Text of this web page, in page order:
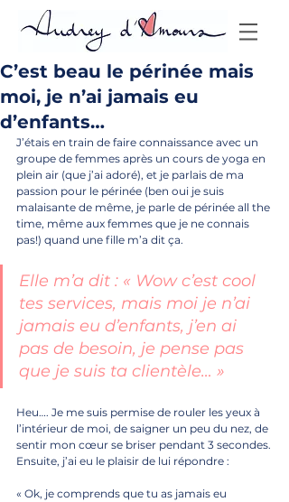
C’est beau le périnée mais
moi, je n’ai jamais eu
d’enfants…
J’étais en train de faire connaissance avec un
groupe de femmes après un cours de yoga en
plein air (que j’ai adoré), et je parlais de ma
passion pour le périnée (ben oui je suis
malaisante de même, je parle de périnée all the
time, même aux femmes que je ne connais
pas!) quand une fille m’a dit ça.
Elle m’a dit : « Wow c’est cool
tes services, mais moi je n’ai
jamais eu d’enfants, j’en ai
pas de besoin, je pense pas
que je suis ta clientèle… »
Heu…. Je me suis permise de rouler les yeux à
l’intérieur de moi, de saigner un peu du nez, de
sentir mon cœur se briser pendant 3 secondes.
Ensuite, j’ai eu le plaisir de lui répondre :
« Ok, je comprends que tu as jamais eu